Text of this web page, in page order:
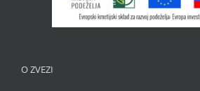
O ZVEZI